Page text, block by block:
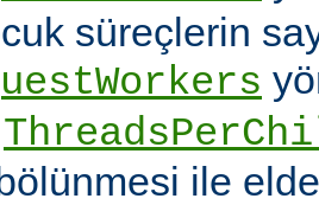
süreçlerin
ile